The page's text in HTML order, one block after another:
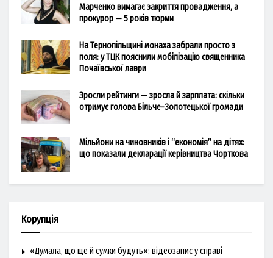
Марченко вимагає закриття провадження, а
прокурор — 5 років тюрми
На Тернопільщині монаха забрали просто з
поля: у ТЦК пояснили мобілізацію священника
Почаївської лаври
Зросли рейтинги — зросла й зарплата: скільки
отримує голова Більче-Золотецької громади
Мільйони на чиновників і “економія” на дітях:
що показали декларації керівництва Чорткова
Корупція
«Думала, що ще й сумки будуть»: відеозапис у справі